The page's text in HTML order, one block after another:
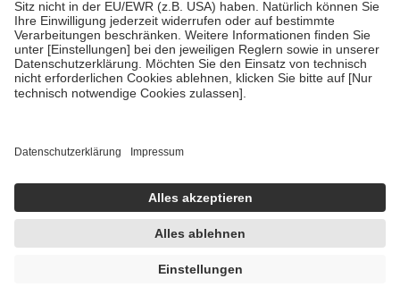
mit Ausnahme der Fahrkosten
• Untersuchungen zur Vorsorge und Früherkennung, die von der
GKV getragen werden
• empfohlenen Schutzimpfungen
• Harn- und Blutteststreifen
getroffen, um sicherzustellen, dass es sich um echte Bewertungen
https://help.etrusted.com/hc/de/articles/4419944605341
Einige Bilder und Inhalte wurden unter Zuhilfenahme künstlicher